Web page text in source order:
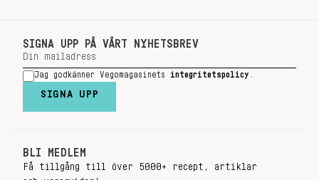
SIGNA UPP PÅ VÅRT NYHETSBREV
Jag godkänner Vegomagasinets integritetspolicy
SIGNA UPP
BLI MEDLEM
Få tillgång till över 5000+ recept, artiklar